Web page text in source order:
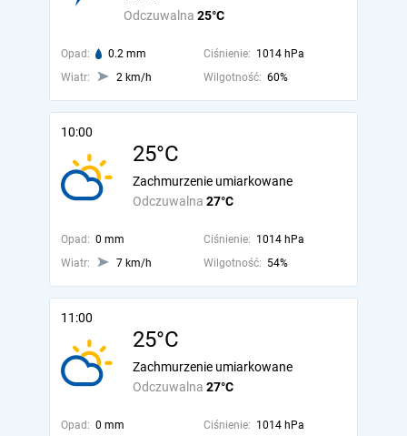
Odczuwalna 25°C
Opad: 0.2 mm Ciśnienie: 1014 hPa
Wiatr:
2 km/h Wilgotność: 60%
10:00
25°C
Odczuwalna 27°C
Zachmurzenie umiarkowane
Opad: 0 mm Ciśnienie: 1014 hPa
Wiatr:
7 km/h Wilgotność: 54%
11:00
25°C
Odczuwalna 27°C
Zachmurzenie umiarkowane
Opad: 0 mm Ciśnienie: 1014 hPa